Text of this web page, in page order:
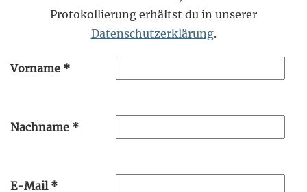
Protokollierung erhältst du in unserer
Datenschutzerklärung.
Vorname *
Nachname *
E-Mail *